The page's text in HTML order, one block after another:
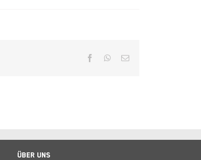
FacebookWhatsApp
E-
Über Uns